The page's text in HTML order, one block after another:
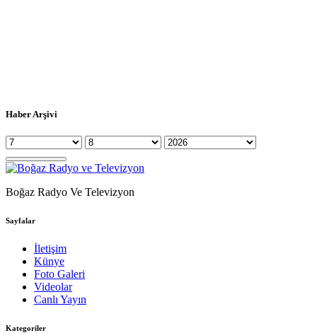
Haber Arşivi
Boğaz Radyo Ve Televizyon
Sayfalar
İletişim
Künye
Foto Galeri
Videolar
Canlı Yayın
Kategoriler